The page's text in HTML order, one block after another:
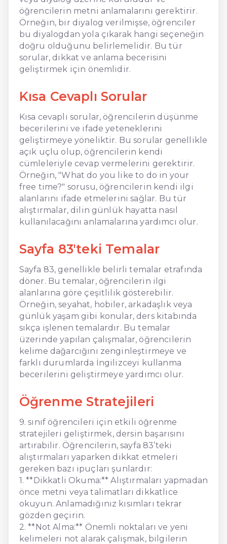
öğrencilerin metni anlamalarını gerektirir.
Örneğin, bir diyalog verilmişse, öğrenciler
bu diyalogdan yola çıkarak hangi seçeneğin
doğru olduğunu belirlemelidir. Bu tür
sorular, dikkat ve anlama becerisini
geliştirmek için önemlidir.
Kısa Cevaplı Sorular
Kısa cevaplı sorular, öğrencilerin düşünme
becerilerini ve ifade yeteneklerini
geliştirmeye yöneliktir. Bu sorular genellikle
açık uçlu olup, öğrencilerin kendi
cümleleriyle cevap vermelerini gerektirir.
Örneğin, "What do you like to do in your
free time?" sorusu, öğrencilerin kendi ilgi
alanlarını ifade etmelerini sağlar. Bu tür
alıştırmalar, dilin günlük hayatta nasıl
kullanılacağını anlamalarına yardımcı olur.
Sayfa 83'teki Temalar
Sayfa 83, genellikle belirli temalar etrafında
döner. Bu temalar, öğrencilerin ilgi
alanlarına göre çeşitlilik gösterebilir.
Örneğin, seyahat, hobiler, arkadaşlık veya
günlük yaşam gibi konular, ders kitabında
sıkça işlenen temalardır. Bu temalar
üzerinde yapılan çalışmalar, öğrencilerin
kelime dağarcığını zenginleştirmeye ve
farklı durumlarda İngilizceyi kullanma
becerilerini geliştirmeye yardımcı olur.
Öğrenme Stratejileri
9. sınıf öğrencileri için etkili öğrenme
stratejileri geliştirmek, dersin başarısını
artırabilir. Öğrencilerin, sayfa 83’teki
alıştırmaları yaparken dikkat etmeleri
gereken bazı ipuçları şunlardır:
1. **Dikkatli Okuma:** Alıştırmaları yapmadan
önce metni veya talimatları dikkatlice
okuyun. Anlamadığınız kısımları tekrar
gözden geçirin.
2. **Not Alma:** Önemli noktaları ve yeni
kelimeleri not alarak çalışmak, bilgilerin